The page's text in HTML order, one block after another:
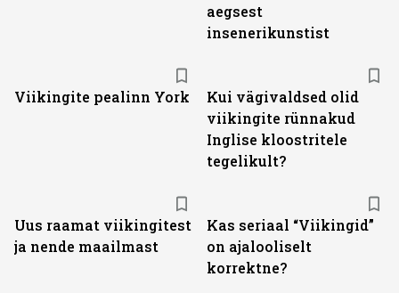
aegsest
insenerikunstist
Viikingite pealinn York
Kui vägivaldsed olid
viikingite rünnakud
Inglise kloostritele
tegelikult?
Uus raamat viikingitest
ja nende maailmast
Kas seriaal “Viikingid”
on ajalooliselt
korrektne?